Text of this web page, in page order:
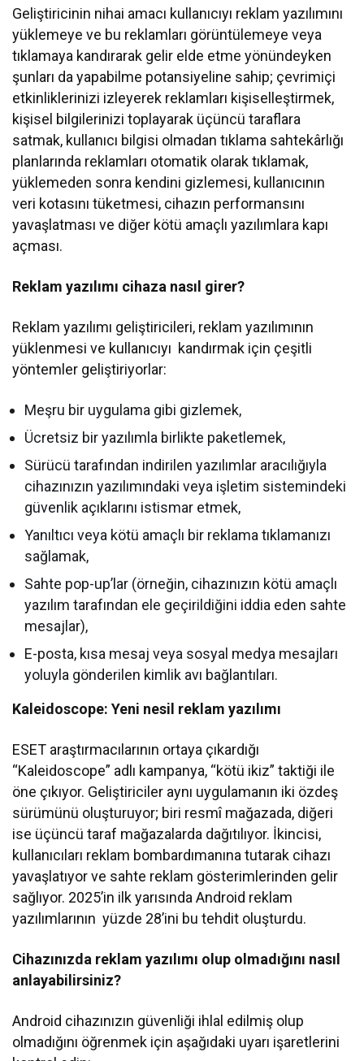
Geliştiricinin nihai amacı kullanıcıyı reklam yazılımını
yüklemeye ve bu reklamları görüntülemeye veya
tıklamaya kandırarak gelir elde etme yönündeyken
şunları da yapabilme potansiyeline sahip; çevrimiçi
etkinliklerinizi izleyerek reklamları kişiselleştirmek,
kişisel bilgilerinizi toplayarak üçüncü taraflara
satmak, kullanıcı bilgisi olmadan tıklama sahtekârlığı
planlarında reklamları otomatik olarak tıklamak,
yüklemeden sonra kendini gizlemesi, kullanıcının
veri kotasını tüketmesi, cihazın performansını
yavaşlatması ve diğer kötü amaçlı yazılımlara kapı
açması.
Reklam yazılımı cihaza nasıl girer?
Reklam yazılımı geliştiricileri, reklam yazılımının
yüklenmesi ve kullanıcıyı kandırmak için çeşitli
yöntemler geliştiriyorlar:
Meşru bir uygulama gibi gizlemek,
Ücretsiz bir yazılımla birlikte paketlemek,
Sürücü tarafından indirilen yazılımlar aracılığıyla
cihazınızın yazılımındaki veya işletim sistemindeki
güvenlik açıklarını istismar etmek,
Yanıltıcı veya kötü amaçlı bir reklama tıklamanızı
sağlamak,
Sahte pop-up’lar (örneğin, cihazınızın kötü amaçlı
yazılım tarafından ele geçirildiğini iddia eden sahte
mesajlar),
E-posta, kısa mesaj veya sosyal medya mesajları
yoluyla gönderilen kimlik avı bağlantıları.
Kaleidoscope: Yeni nesil reklam yazılımı
ESET araştırmacılarının ortaya çıkardığı
“Kaleidoscope” adlı kampanya, “kötü ikiz” taktiği ile
öne çıkıyor. Geliştiriciler aynı uygulamanın iki özdeş
sürümünü oluşturuyor; biri resmî mağazada, diğeri
ise üçüncü taraf mağazalarda dağıtılıyor. İkincisi,
kullanıcıları reklam bombardımanına tutarak cihazı
yavaşlatıyor ve sahte reklam gösterimlerinden gelir
sağlıyor. 2025’in ilk yarısında Android reklam
yazılımlarının yüzde 28’ini bu tehdit oluşturdu.
Cihazınızda reklam yazılımı olup olmadığını nasıl
anlayabilirsiniz?
Android cihazınızın güvenliği ihlal edilmiş olup
olmadığını öğrenmek için aşağıdaki uyarı işaretlerini